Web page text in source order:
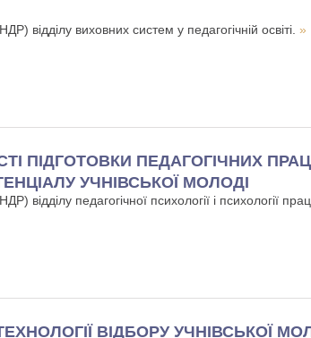
відділу виховних систем у педагогічній освіті. »
ПІДГОТОВКИ ПЕДАГОГІЧНИХ
УЧНІВСЬКОЇ МОЛОДІ
відділу педагогічної психології і психології
ВІДБОРУ УЧНІВСЬКОЇ